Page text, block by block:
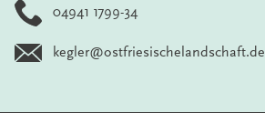
04941 1799-34
kegler@ostfriesischelandschaft.de